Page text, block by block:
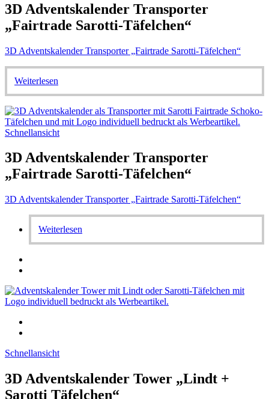
3D Adventskalender Transporter
„Fairtrade Sarotti-Täfelchen“
3D Adventskalender Transporter „Fairtrade Sarotti-Täfelchen“
Weiterlesen
Schnellansicht
3D Adventskalender Transporter
„Fairtrade Sarotti-Täfelchen“
3D Adventskalender Transporter „Fairtrade Sarotti-Täfelchen“
Weiterlesen
Schnellansicht
3D Adventskalender Tower „Lindt +
Sarotti Täfelchen“